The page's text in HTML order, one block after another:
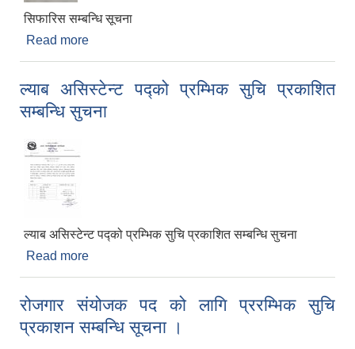
सिफारिस सम्बन्धि सूचना
Read more
ल्याब असिस्टेन्ट पद्को प्रम्भिक सुचि प्रकाशित
सम्बन्धि सुचना
ल्याब असिस्टेन्ट पद्को प्रम्भिक सुचि प्रकाशित सम्बन्धि सुचना
Read more
रोजगार संयोजक पद को लागि प्ररम्भिक सुचि
प्रकाशन सम्बन्धि सूचना ।